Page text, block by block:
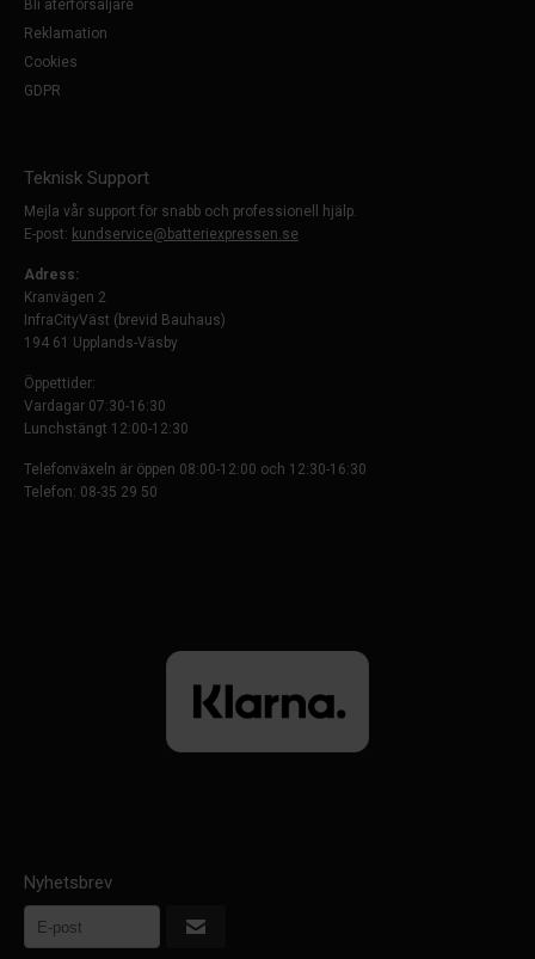
Bli återförsäljare
Reklamation
Cookies
GDPR
Teknisk Support
Mejla vår support för snabb och professionell hjälp.
E-post: kundservice@batteriexpressen.se
Adress:
Kranvägen 2
InfraCityVäst (brevid Bauhaus)
194 61 Upplands-Väsby
Öppettider:
Vardagar 07:30-16:30
Lunchstängt 12:00-12:30
Telefonväxeln är öppen 08:00-12:00 och 12:30-16:30
Telefon: 08-35 29 50
Nyhetsbrev